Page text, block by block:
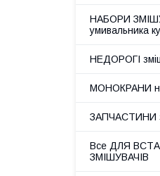
НАБОРИ
умивальника
НЕДОРОГІ
МОНОКРАНИ
ЗАПЧАСТИНИ
Все ДЛЯ
ЗМІШУВАЧІВ